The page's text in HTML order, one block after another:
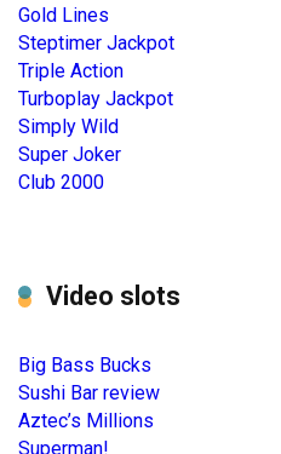
Gold Lines
Steptimer Jackpot
Triple Action
Turboplay Jackpot
Simply Wild
Super Joker
Club 2000
Video slots
Big Bass Bucks
Sushi Bar review
Aztec’s Millions
Superman!